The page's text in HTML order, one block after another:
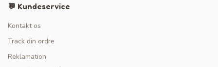
💬 Kundeservice
Kontakt os
Track din ordre
Reklamation